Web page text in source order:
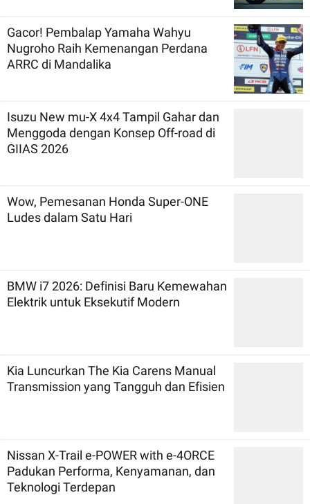
Gacor! Pembalap Yamaha Wahyu
Nugroho Raih Kemenangan Perdana
ARRC di Mandalika
Isuzu New mu-X 4x4 Tampil Gahar dan
Menggoda dengan Konsep Off-road di
GIIAS 2026
Wow, Pemesanan Honda Super-ONE
Ludes dalam Satu Hari
BMW i7 2026: Definisi Baru Kemewahan
Elektrik untuk Eksekutif Modern
Kia Luncurkan The Kia Carens Manual
Transmission yang Tangguh dan Efisien
Nissan X-Trail e-POWER with e-4ORCE
Padukan Performa, Kenyamanan, dan
Teknologi Terdepan